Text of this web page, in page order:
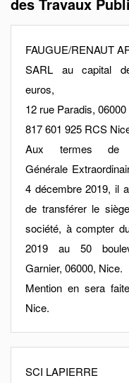
FAUGUE/RENAUT
SARL au capital
euros,
12 rue Paradis,
817 601 925 RCS
Aux termes de
Générale
4 décembre 2019, il
de transférer le
société, à compter
2019 au 50
Garnier, 06000, Nice.
Mention en sera
Nice.
SCI LAPIERRE